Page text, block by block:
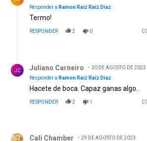
Responder a Ramon Raíz Raíz Diaz
Termo!
RESPONDER 2 0
JC Juliano Carneiro
30 DE AGOSTO DE 2023
Responder a Ramon Raíz Raíz Diaz
Hacete de boca. Capaz ganas algo..
RESPONDER 2 1
Cali Chamber 29 DE AGOSTO DE 2023